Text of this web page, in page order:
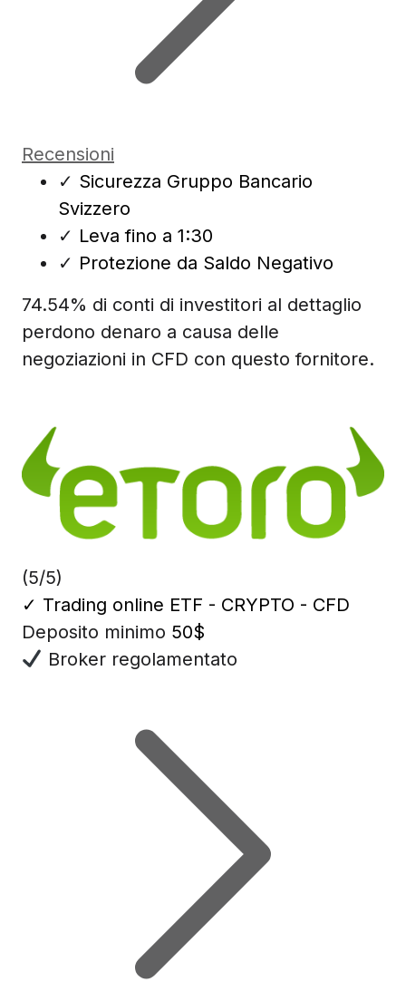
Recensioni
✓ Sicurezza Gruppo Bancario
Svizzero
✓ Leva fino a 1:30
✓ Protezione da Saldo Negativo
74.54% di conti di investitori al dettaglio
perdono denaro a causa delle
negoziazioni in CFD con questo fornitore.
(5/5)
✓ Trading online ETF - CRYPTO - CFD
Deposito minimo 50$
Broker regolamentato